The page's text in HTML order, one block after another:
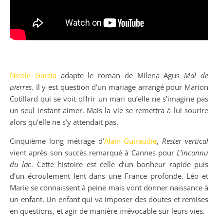
Nicole Garciaadapte le roman de Milena AgusMal de
pierres. Il y est question d’un mariage arrangé pour Marion
Cotillard qui se voit offrir un mari qu’elle ne s’imagine pas
un seul instant aimer. Mais la vie se remettra à lui sourire
alors qu’elle ne s’y attendait pas.
Cinquième long métrage d’Alain Guiraudie,Rester vertical
vient après son succès remarqué à Cannes pour L’inconnu
du lac. Cette histoire est celle d’un bonheur rapide puis
d’un écroulement lent dans une France profonde. Léo et
Marie se connaissent à peine mais vont donner naissance à
un enfant. Un enfant qui va imposer des doutes et remises
en questions, et agir de manière irrévocable sur leurs vies.